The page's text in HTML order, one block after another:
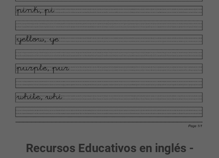
Recursos Educativos en inglés -